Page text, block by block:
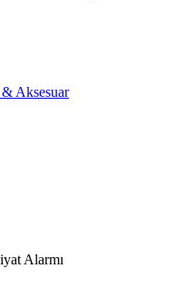
Aksesuar
Alarmı